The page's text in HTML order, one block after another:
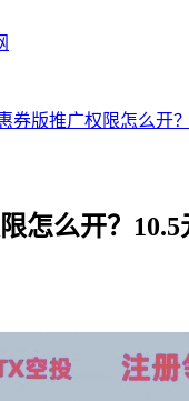
券版推广权限怎么开
怎么开？